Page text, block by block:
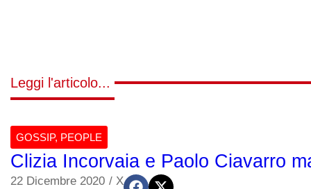
Leggi l'articolo...
GOSSIP, PEOPLE
Clizia Incorvaia e Paolo Ciavarro
22 Dicembre 2020 / X